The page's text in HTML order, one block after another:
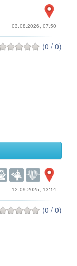
03.08.2026, 07:50
(0 / 0)
12.09.2025, 13:14
(0 / 0)